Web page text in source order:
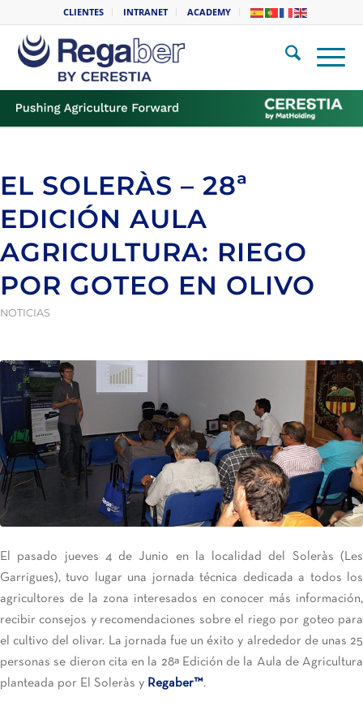
CLIENTES INTRANET ACADEMY
EL SOLERÀS – 28ª
EDICIÓN AULA
AGRICULTURA: RIEGO
POR GOTEO EN OLIVO
NOTICIAS
El pasado jueves 4 de Junio en la localidad del Soleràs (Les
Garrigues), tuvo lugar una jornada técnica dedicada a todos los
agricultores de la zona interesados en conocer más información,
recibir consejos y recomendaciones sobre el riego por goteo para
el cultivo del olivar. La jornada fue un éxito y alrededor de unas 25
personas se dieron cita en la 28ª Edición de la Aula de Agricultura
planteada por El Soleràs y Regaber™.